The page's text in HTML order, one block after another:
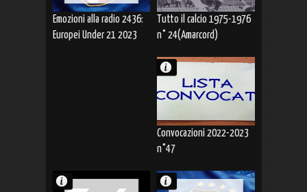
Emozioni alla radio 2436:
Europei Under 21 2023
Tutto il calcio 1975-1976
n° 24(Amarcord)
Convocazioni 2022-2023
n°47